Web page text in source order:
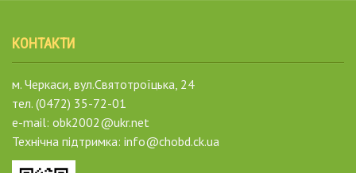
КОНТАКТИ
м. Черкаси, вул.Святотроїцька, 24
тел. (0472) 35-72-01
e-mail: obk2002@ukr.net
Технічна підтримка: info@chobd.ck.ua